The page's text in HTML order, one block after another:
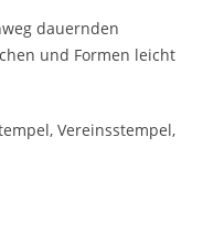
dauernden
und Formen leicht
Vereinsstempel,